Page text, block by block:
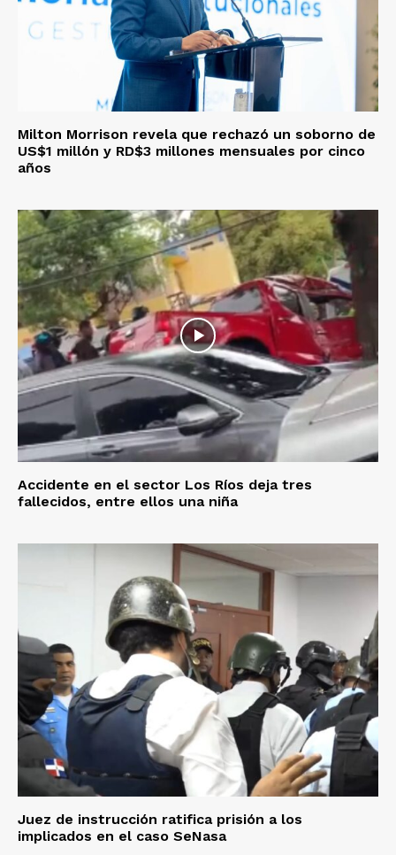
Milton Morrison revela que rechazó un soborno de
US$1 millón y RD$3 millones mensuales por cinco
años
Accidente en el sector Los Ríos deja tres
fallecidos, entre ellos una niña
Juez de instrucción ratifica prisión a los
implicados en el caso SeNasa